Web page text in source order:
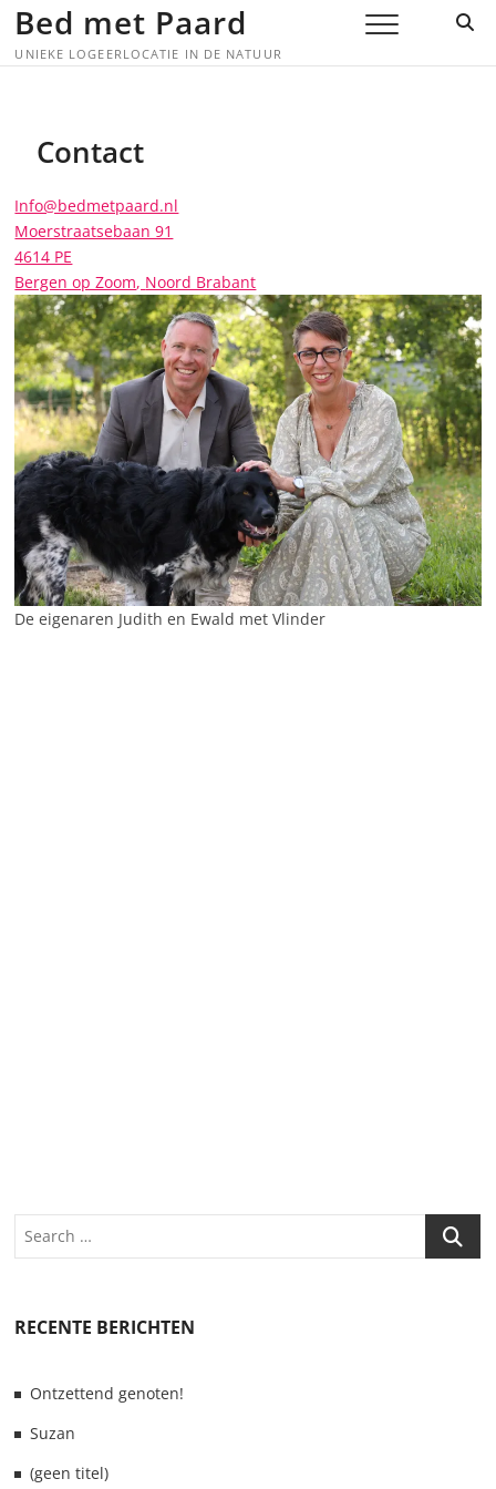
Skip
content
Bed met Paard
UNIEKE LOGEERLOCATIE IN DE NATUUR
Contact
Info@bedmetpaard.nl
Moerstraatsebaan 91
4614 PE
Bergen op Zoom, Noord Brabant
De eigenaren Judith en Ewald met Vlinder
Search
RECENTE BERICHTEN
Ontzettend genoten!
Suzan
(geen titel)